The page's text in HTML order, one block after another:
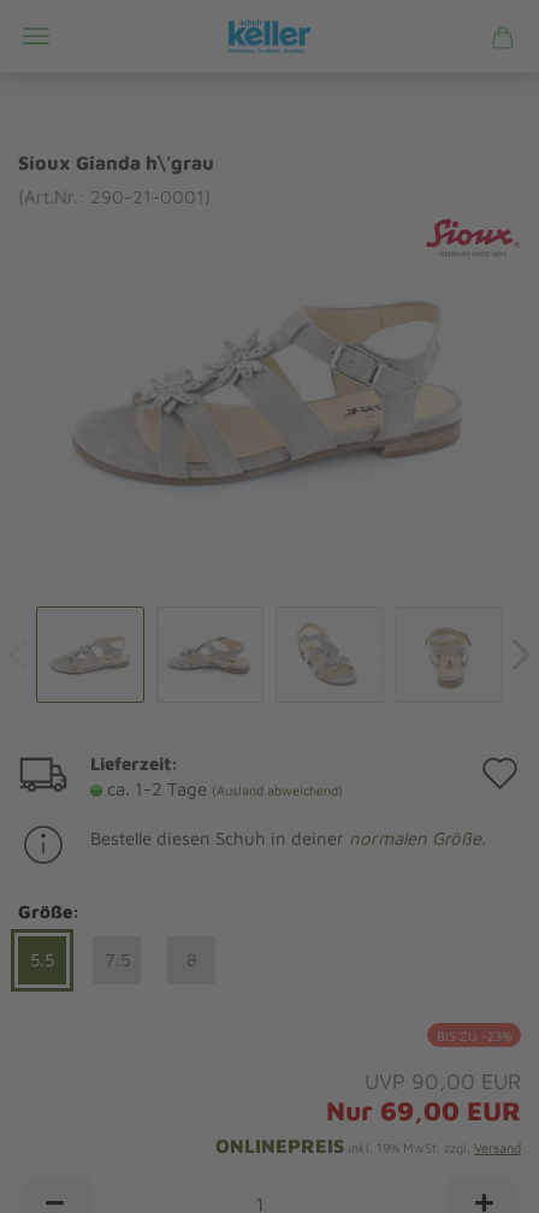
Sioux Gianda h\'grau
(Art.Nr.: 290-21-0001)
Lieferzeit:
ca. 1-2 Tage (Ausland abweichend)
Bestelle diesen Schuh in deiner normalen Größe.
Größe:
5.5 7.5 8
BIS ZU -23%
UVP 90,00 EUR
Nur 69,00 EUR
ONLINEPREIS inkl. 19% MwSt. zzgl. Versand